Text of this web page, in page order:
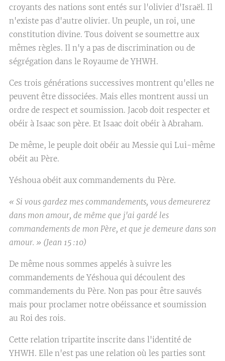
croyants des nations sont entés sur l'olivier d'Israël. Il
n'existe pas d'autre olivier. Un peuple, un roi, une
constitution divine. Tous doivent se soumettre aux
mêmes règles. Il n'y a pas de discrimination ou de
ségrégation dans le Royaume de YHWH.
Ces trois générations successives montrent qu'elles ne
peuvent être dissociées. Mais elles montrent aussi un
ordre de respect et soumission. Jacob doit respecter et
obéir à Isaac son père. Et Isaac doit obéir à Abraham.
De même, le peuple doit obéir au Messie qui Lui-même
obéit au Père.
Yéshoua obéit aux commandements du Père.
« Si vous gardez mes commandements, vous demeurerez
dans mon amour, de même que j'ai gardé les
commandements de mon Père, et que je demeure dans son
amour. » (Jean 15 :10)
De même nous sommes appelés à suivre les
commandements de Yéshoua qui découlent des
commandements du Père. Non pas pour être sauvés
mais pour proclamer notre obéissance et soumission
au Roi des rois.
Cette relation tripartite inscrite dans l'identité de
YHWH. Elle n'est pas une relation où les parties sont